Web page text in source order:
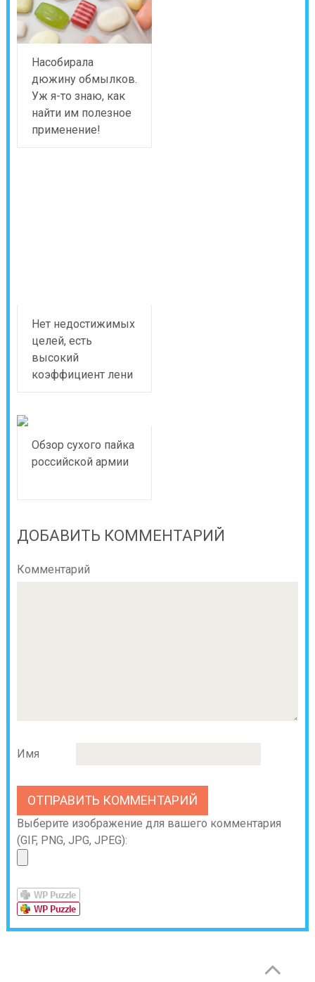
Насобирала
дюжину обмылков.
Уж я-то знаю, как
найти им полезное
применение!
Нет недостижимых
целей, есть
высокий
коэффициент лени
Обзор сухого пайка
российской армии
ДОБАВИТЬ КОММЕНТАРИЙ
Комментарий
Имя
Выберите изображение для вашего комментария
(GIF, PNG, JPG, JPEG):